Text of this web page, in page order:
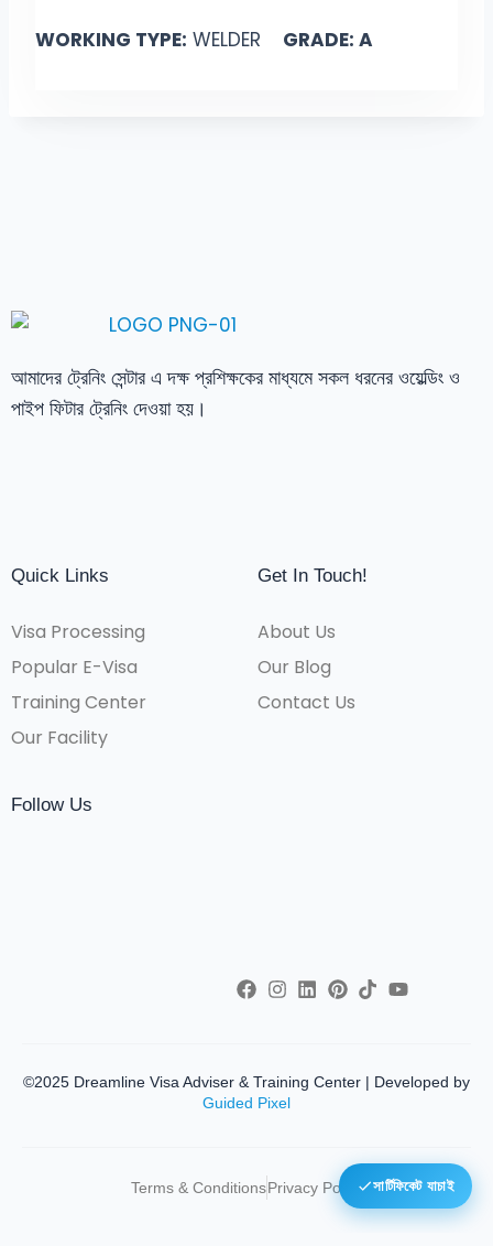
WORKING TYPE: WELDER GRADE: A
আমাদের ট্রেনিং সেন্টার এ দক্ষ প্রশিক্ষকের মাধ্যমে সকল ধরনের ওয়েল্ডিং ও
পাইপ ফিটার ট্রেনিং দেওয়া হয়।
Quick Links
Visa Processing
Popular E-Visa
Training Center
Our Facility
Get In Touch!
About Us
Our Blog
Contact Us
Follow Us
©2025 Dreamline Visa Adviser & Training Center | Developed by
Guided Pixel
Terms & ConditionsPrivacy Policy সার্টিফিকেট যাচাই